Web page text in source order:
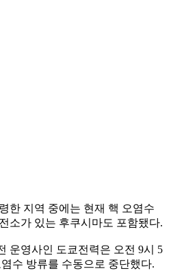
한 지역 중에는 현재 핵 오염수
소가 있는 후쿠시마도 포함됐다.
운영사인 도쿄전력은 오전 9시 5
수 방류를 수동으로 중단했다.